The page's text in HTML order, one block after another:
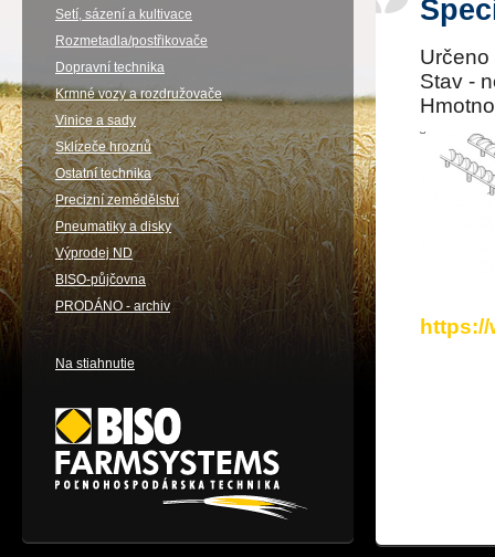
Určeno
Stav -
Setí, sázení a kultivace
Rozmetadla/postřikovače
Dopravní technika
Krmné vozy a rozdružovače
Vinice a sady
Sklízeče hroznů
Ostatní technika
Precizní zemědělství
Pneumatiky a disky
Výprodej ND
BISO-půjčovna
PRODÁNO - archiv
Na stiahnutie